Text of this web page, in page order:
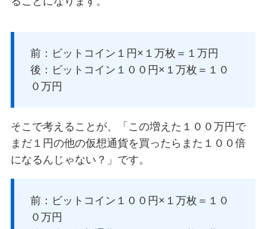
前：ビットコイン１円×１万枚＝１万円
後：ビットコイン１００円×１万枚＝１０
０万円
そこで考えることが、「この増えた１００万円で
まだ１円の他の仮想通貨を買ったらまた１００倍
になるんじゃない？」です。
前：ビットコイン１００円×１万枚＝１０
０万円